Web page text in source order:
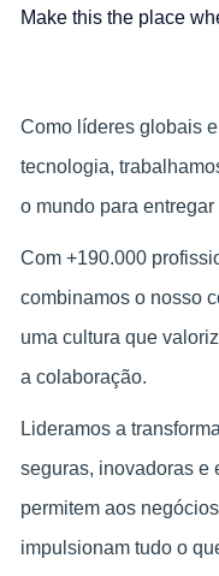
Make this the place
Como líderes globais
tecnologia,
o mundo para
Com +190.000
combinamos o nosso
uma cultura que
a colaboração.
Lideramos a
seguras, inovadoras e
permitem aos
impulsionam tudo o